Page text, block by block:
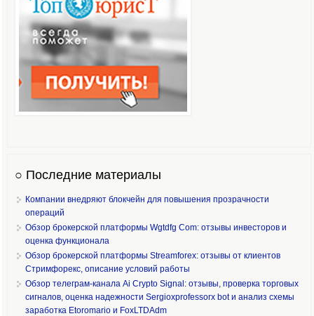
○ Последние материалы
Компании внедряют блокчейн для повышения прозрачности
операций
Обзор брокерской платформы Wgtdfg Com: отзывы инвесторов и
оценка функционала
Обзор брокерской платформы Streamforex: отзывы от клиентов
Стримфорекс, описание условий работы
Обзор телеграм-канала Ai Crypto Signal: отзывы, проверка торговых
сигналов, оценка надежности Sergioxprofessorx bot и анализ схемы
заработка Etoromario и FoxLTDAdm